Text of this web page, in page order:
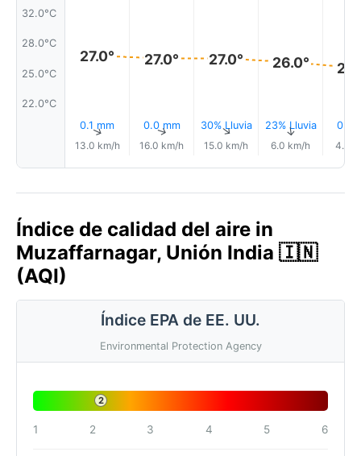
32.0°C
28.0°C
25.0°C
22.0°C
27.0°
0.1 mm
↑
13.0 km/h
27.0°
0.0 mm
↑
16.0 km/h
27.0°
30% Lluvia
↑
15.0 km/h
26.0°
23% Lluvia
↑
6.0 km/h
0.3
4.0
Índice de calidad del aire in
Muzaffarnagar, Unión India 🇮🇳
(AQI)
Índice EPA de EE. UU.
Environmental Protection Agency
2
1 2 3 4 5 6